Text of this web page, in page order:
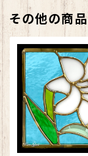
その他の商品